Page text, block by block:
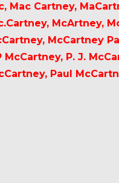
Mac Cartney,
McArtney,
McCartney
McCartney, P. J.
Paul